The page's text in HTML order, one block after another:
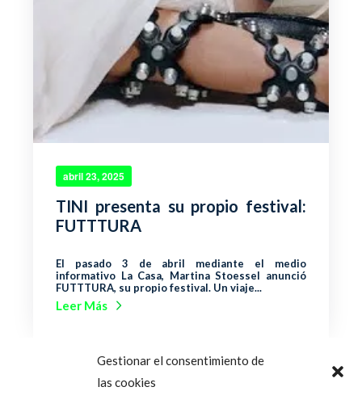
Gestionar el consentimiento de
las cookies
abril 23, 2025
TINI presenta su propio festival:
FUTTTURA
El pasado 3 de abril mediante el medio
informativo La Casa, Martina Stoessel anunció
FUTTTURA, su propio festival. Un viaje...
Leer Más